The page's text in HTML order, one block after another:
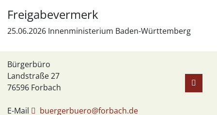
Freigabevermerk
25.06.2026 Innenministerium Baden-Württemberg
Bürgerbüro
Landstraße 27
76596 Forbach
E-Mail
buergerbuero@forbach.de